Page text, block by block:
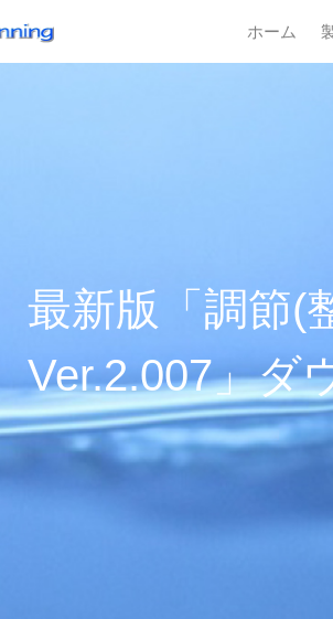
ホーム
最新版「調節(
Ver.2.007」ダ